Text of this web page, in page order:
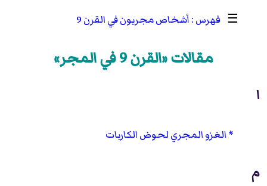
☰ أشخاص مجريون في القرن 9
مقالات «القرن 9 في المجر»
ا
الغزو المجري لحوض الكاربات
م